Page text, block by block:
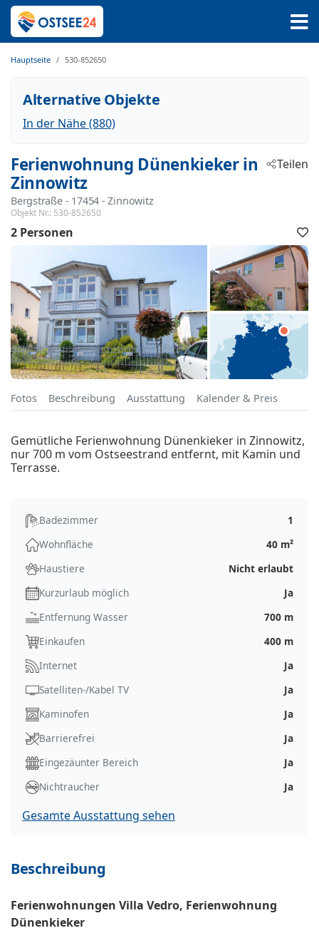
Hauptseite 530-852650
Alternative Objekte
In der Nähe (880)
Ferienwohnung Dünenkieker in
Zinnowitz
Bergstraße - 17454 - Zinnowitz
Objekt Nr.: 530-852650
Teilen
2 Personen
Fotos Beschreibung Ausstattung Kalender & Preis
Gemütliche Ferienwohnung Dünenkieker in Zinnowitz,
nur 700 m vom Ostseestrand entfernt, mit Kamin und
Terrasse.
Badezimmer
1
Wohnfläche
40 m²
Haustiere
Nicht erlaubt
Kurzurlaub möglich
Ja
Entfernung Wasser
700 m
Einkaufen
400 m
Internet
Ja
Satelliten-/Kabel TV
Ja
Kaminofen
Ja
Barrierefrei
Ja
Eingezäunter Bereich
Ja
Nichtraucher
Ja
Gesamte Ausstattung sehen
Beschreibung
Ferienwohnungen Villa Vedro, Ferienwohnung
Dünenkieker